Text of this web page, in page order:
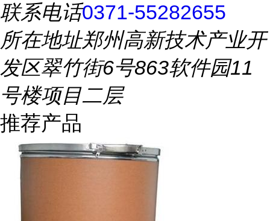
联系电话0371-55282655
所在地址郑州高新技术产业开
发区翠竹街6号863软件园11
号楼项目二层
推荐产品